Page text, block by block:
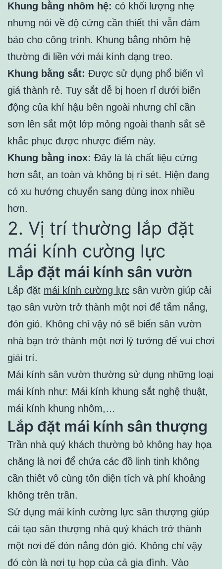
Khung bằng nhôm hệ: có khối lượng nhẹ
nhưng nói về độ cứng cần thiết thì vẫn đảm
bảo cho công trình. Khung bằng nhôm hệ
thường đi liền với mái kính dạng treo.
Khung bằng sắt: Được sử dụng phổ biến vì
giá thành rẻ. Tuy sắt dễ bị hoen rỉ dưới biến
động của khí hậu bên ngoài nhưng chỉ cần
sơn lên sắt một lớp mỏng ngoài thanh sắt sẽ
khắc phục được nhược điểm này.
Khung bằng inox: Đây là là chất liệu cứng
hơn sắt, an toàn và không bị rỉ sét. Hiện đang
có xu hướng chuyển sang dùng inox nhiều
hơn.
2. Vị trí thường lắp đặt
mái kính cường lực
Lắp đặt mái kính sân vườn
Lắp đặt mái kính cường lực sân vườn giúp cải
tạo sân vườn trở thành một nơi để tắm nắng,
đón gió. Không chỉ vậy nó sẽ biến sân vườn
nhà bạn trở thành một nơi lý tưởng để vui chơi
giải trí.
Mái kính sân vườn thường sử dụng những loại
mái kính như: Mái kính khung sắt nghệ thuật,
mái kính khung nhôm,…
Lắp đặt mái kính sân thượng
Trần nhà quý khách thường bỏ không hay họa
chăng là nơi để chứa các đồ linh tinh không
cần thiết vô cùng tốn diện tích và phí khoảng
không trên trần.
Sử dụng mái kính cường lực sân thượng giúp
cải tạo sân thượng nhà quý khách trở thành
một nơi để đón nắng đón gió. Không chỉ vậy
đó còn là nơi tụ họp của cả gia đình. Vào